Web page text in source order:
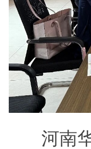
河南